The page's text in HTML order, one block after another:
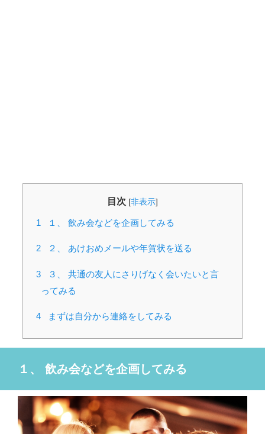
目次 [非表示]
1 １、 飲み会などを企画してみる
2 ２、 あけおめメールや年賀状を送る
3
３、 共通の友人にさりげなく会いたいと言
ってみる
4 まずは自分から連絡をしてみる
１、 飲み会などを企画してみる